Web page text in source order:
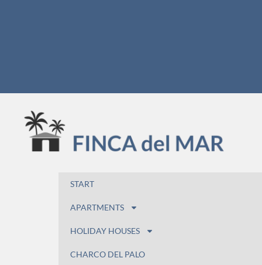
START
APARTMENTS
HOLIDAY HOUSES
CHARCO DEL PALO